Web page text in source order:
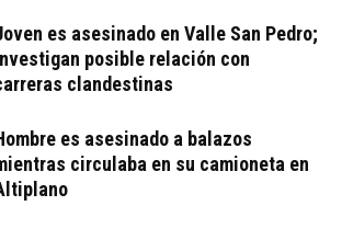
es asesinado en Valle San Pedro;
posible relación con
clandestinas
es asesinado a balazos
circulaba en su camioneta en